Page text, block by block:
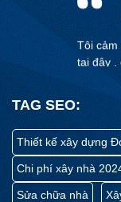
Tôi
tại đây
dụng tại
TAG SEO:
Thiết kế xây dựng
Chi phí xây nhà
Sửa chữa nhà